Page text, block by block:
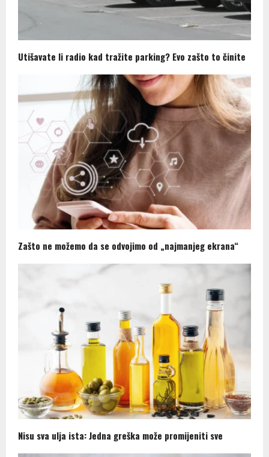
Utišavate li radio kad tražite parking? Evo zašto to činite
Zašto ne možemo da se odvojimo od „najmanjeg ekrana“
Nisu sva ulja ista: Jedna greška može promijeniti sve